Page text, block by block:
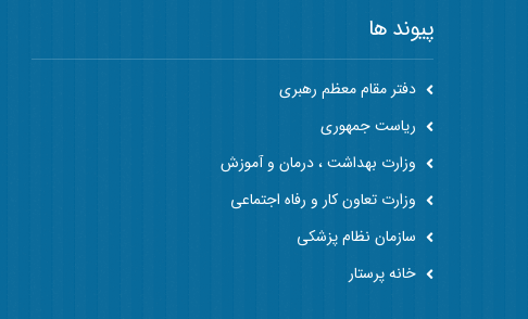
پیوند ها
دفتر مقام معظم رهبری
ریاست جمهوری
وزارت بهداشت ، درمان و آموزش
وزارت تعاون کار و رفاه اجتماعی
سازمان نظام پزشکی
خانه پرستار